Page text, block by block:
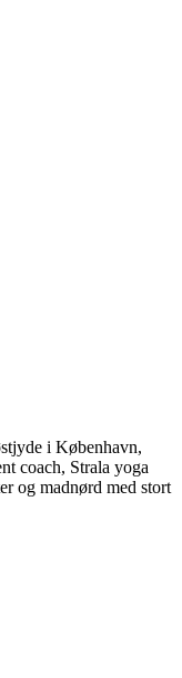
i København,
coach, Strala yoga
og madnørd med stort